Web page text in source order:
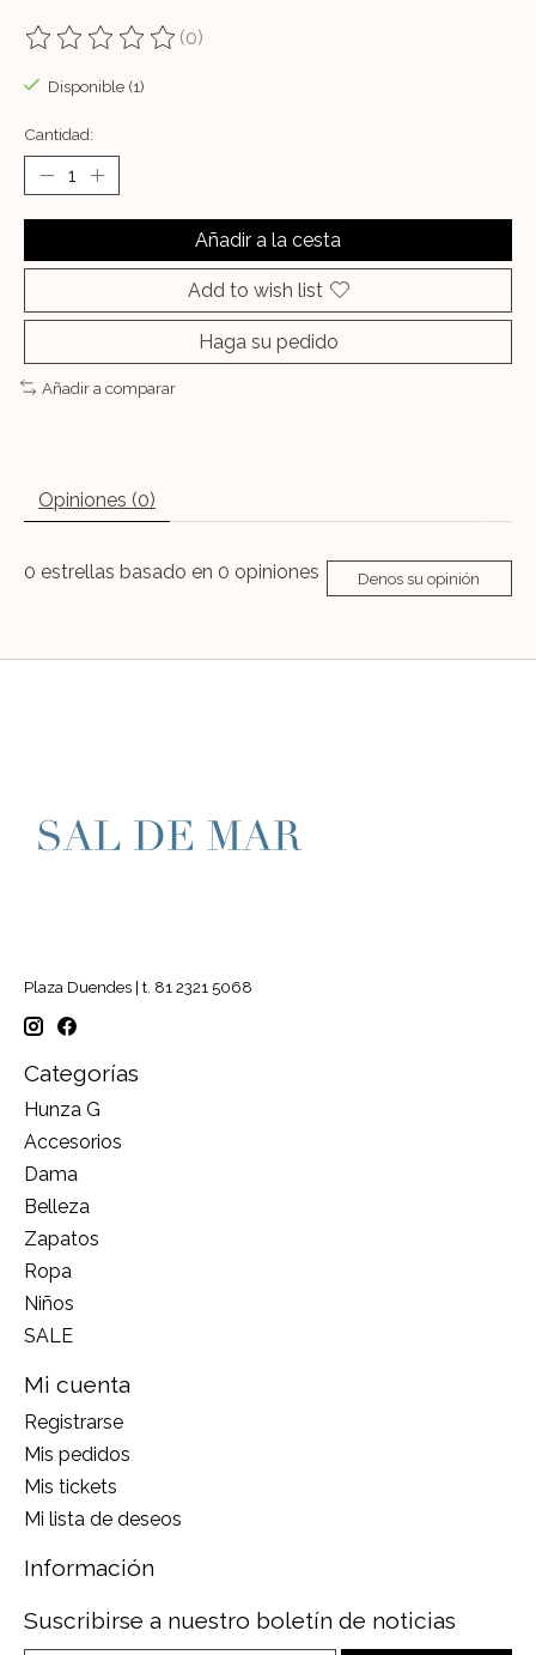
The rating of this product is
(0)
Disponible (1)
Cantidad:
Añadir a la cesta
Add to wish list
Haga su pedido
Añadir a comparar
Opiniones (0)
0 estrellas basado en 0 opiniones Denos su opinión
Plaza Duendes | t. 81 2321 5068
Categorías
Hunza G
Accesorios
Dama
Belleza
Zapatos
Ropa
Niños
SALE
Mi cuenta
Registrarse
Mis pedidos
Mis tickets
Mi lista de deseos
Información
Suscribirse a nuestro boletín de noticias